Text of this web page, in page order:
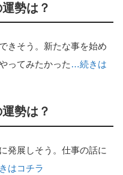
勢は？
きそう。新たな事を始め
ってみたかった …続きは
勢は？
発展しそう。仕事の話に
はコチラ